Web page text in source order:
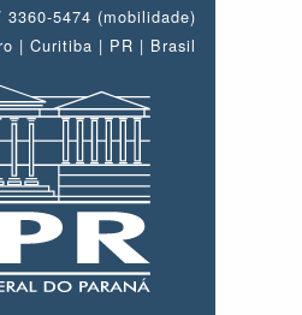
5474 (mobilidade)
| Curitiba | PR | Brasil